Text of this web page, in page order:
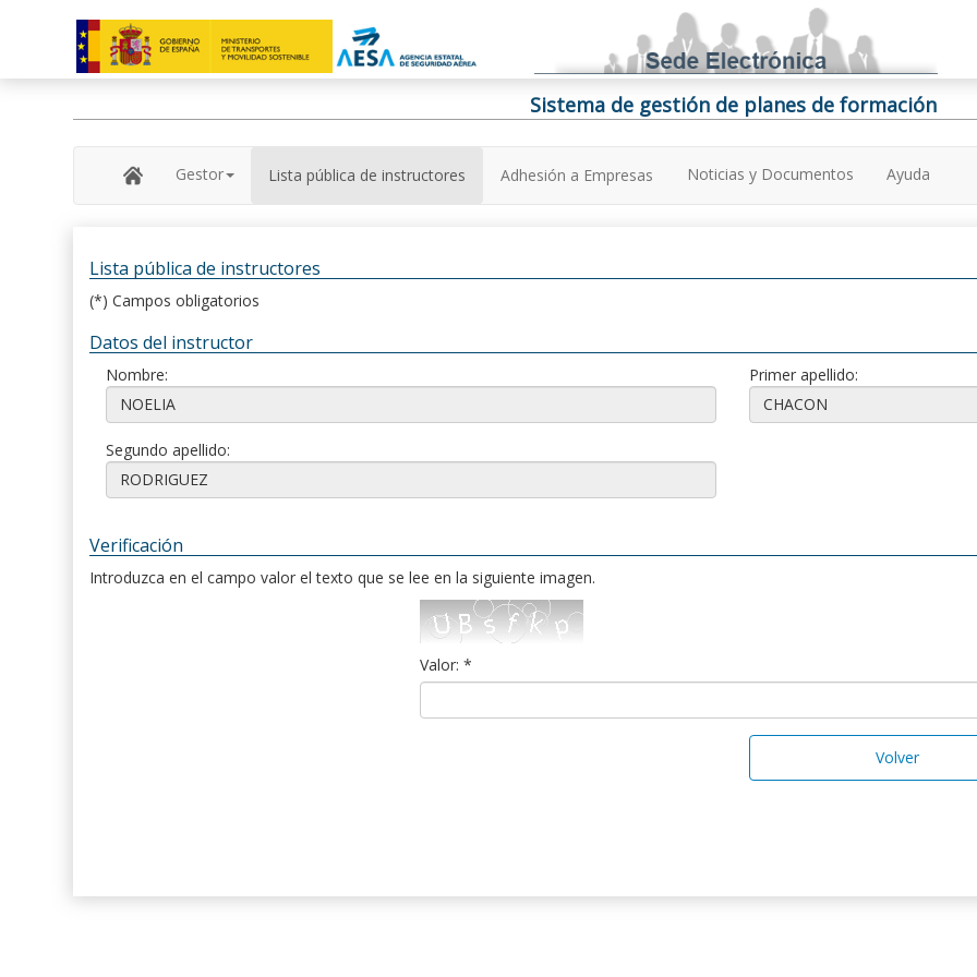
Sistema de gestión de planes de formación
Gestor Lista pública de instructores Adhesión a Empresas Noticias y Documentos Ayuda
Lista pública de instructores
(*) Campos obligatorios
Datos del instructor
Nombre: Primer apellido:
Segundo apellido:
Verificación
Introduzca en el campo valor el texto que se lee en la siguiente imagen.
Valor: *
Volver